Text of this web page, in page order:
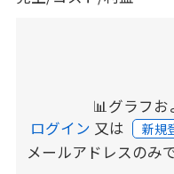
📊グラフお
ログイン 又は 新規
メールアドレスのみ